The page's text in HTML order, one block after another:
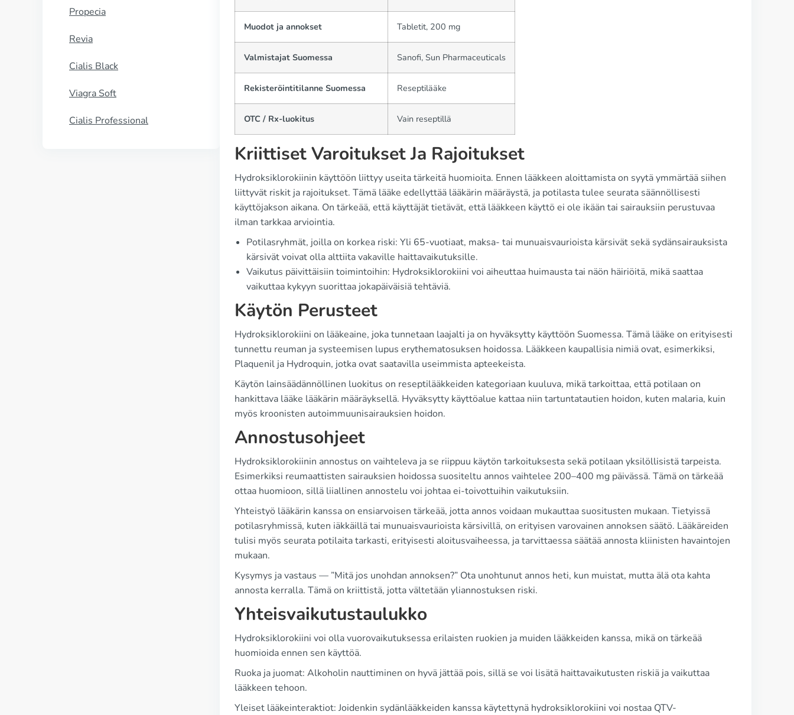
Propecia
Revia
Cialis Black
Viagra Soft
Cialis Professional
Muodot ja annokset Tabletit, 200 mg
Valmistajat Suomessa Sanofi, Sun Pharmaceuticals
Rekisteröintitilanne Suomessa Reseptilääke
OTC / Rx-luokitus Vain reseptillä
Kriittiset Varoitukset Ja Rajoitukset
Hydroksiklorokiinin käyttöön liittyy useita tärkeitä huomioita. Ennen lääkkeen aloittamista on syytä ymmärtää siihen
liittyvät riskit ja rajoitukset. Tämä lääke edellyttää lääkärin määräystä, ja potilasta tulee seurata säännöllisesti
käyttöjakson aikana. On tärkeää, että käyttäjät tietävät, että lääkkeen käyttö ei ole ikään tai sairauksiin perustuvaa
ilman tarkkaa arviointia.
Potilasryhmät, joilla on korkea riski: Yli 65-vuotiaat, maksa- tai munuaisvaurioista kärsivät sekä sydänsairauksista
kärsivät voivat olla alttiita vakaville haittavaikutuksille.
Vaikutus päivittäisiin toimintoihin: Hydroksiklorokiini voi aiheuttaa huimausta tai näön häiriöitä, mikä saattaa
vaikuttaa kykyyn suorittaa jokapäiväisiä tehtäviä.
Käytön Perusteet
Hydroksiklorokiini on lääkeaine, joka tunnetaan laajalti ja on hyväksytty käyttöön Suomessa. Tämä lääke on erityisesti
tunnettu reuman ja systeemisen lupus erythematosuksen hoidossa. Lääkkeen kaupallisia nimiä ovat, esimerkiksi,
Plaquenil ja Hydroquin, jotka ovat saatavilla useimmista apteekeista.
Käytön lainsäädännöllinen luokitus on reseptilääkkeiden kategoriaan kuuluva, mikä tarkoittaa, että potilaan on
hankittava lääke lääkärin määräyksellä. Hyväksytty käyttöalue kattaa niin tartuntatautien hoidon, kuten malaria, kuin
myös kroonisten autoimmuunisairauksien hoidon.
Annostusohjeet
Hydroksiklorokiinin annostus on vaihteleva ja se riippuu käytön tarkoituksesta sekä potilaan yksilöllisistä tarpeista.
Esimerkiksi reumaattisten sairauksien hoidossa suositeltu annos vaihtelee 200–400 mg päivässä. Tämä on tärkeää
ottaa huomioon, sillä liiallinen annostelu voi johtaa ei-toivottuihin vaikutuksiin.
Yhteistyö lääkärin kanssa on ensiarvoisen tärkeää, jotta annos voidaan mukauttaa suositusten mukaan. Tietyissä
potilasryhmissä, kuten iäkkäillä tai munuaisvaurioista kärsivillä, on erityisen varovainen annoksen säätö. Lääkäreiden
tulisi myös seurata potilaita tarkasti, erityisesti aloitusvaiheessa, ja tarvittaessa säätää annosta kliinisten havaintojen
mukaan.
Kysymys ja vastaus — ”Mitä jos unohdan annoksen?” Ota unohtunut annos heti, kun muistat, mutta älä ota kahta
annosta kerralla. Tämä on kriittistä, jotta vältetään yliannostuksen riski.
Yhteisvaikutustaulukko
Hydroksiklorokiini voi olla vuorovaikutuksessa erilaisten ruokien ja muiden lääkkeiden kanssa, mikä on tärkeää
huomioida ennen sen käyttöä.
Ruoka ja juomat: Alkoholin nauttiminen on hyvä jättää pois, sillä se voi lisätä haittavaikutusten riskiä ja vaikuttaa
lääkkeen tehoon.
Yleiset lääkeinteraktiot: Joidenkin sydänlääkkeiden kanssa käytettynä hydroksiklorokiini voi nostaa QTV-